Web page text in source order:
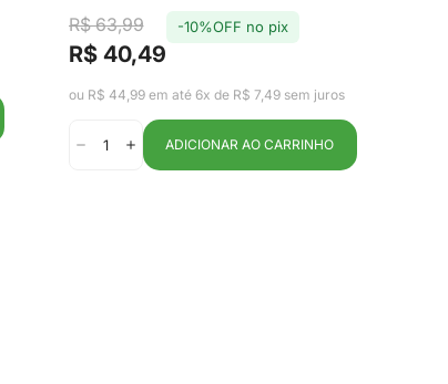
3 Peças Bege - Ou
Preço
de
R$ 40,49
Preço
regular
R$ 63,99 -10%OFF no pix
ou R$ 44,99 em até 6x de R$ 7,49 sem juros
ADICIONAR AO CARRINHO